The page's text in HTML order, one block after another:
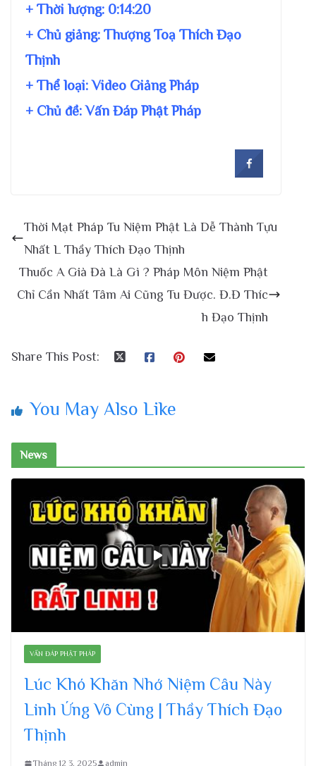
+ Thời lượng: 0:14:20
+ Chủ giảng: Thượng Toạ Thích Đạo
Thịnh
+ Thể loại: Video Giảng Pháp
+ Chủ đề:Vấn Đáp Phật Pháp
Thời Mạt Pháp Tu Niệm Phật Là Dễ Thành Tựu
Nhất L Thầy Thích Đạo Thịnh
Thuốc A Già Đà Là Gì ? Pháp Môn Niệm Phật
Chỉ Cần Nhất Tâm Ai Cũng Tu Được. Đ.Đ Thíc
h Đạo Thịnh
Share This Post:
You May Also Like
News
VẤN ĐÁP PHẬT PHÁP
Lúc Khó Khăn Nhớ Niệm Câu Này
Linh Ứng Vô Cùng | Thầy Thích Đạo
Thịnh
Tháng 12 3, 2025 admin